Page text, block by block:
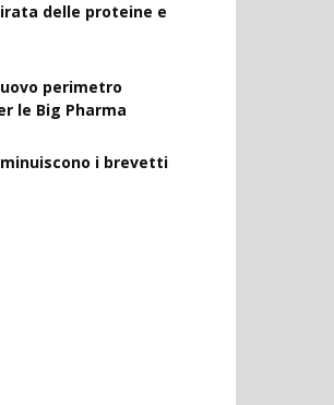
delle proteine e
perimetro
le Big Pharma
i brevetti